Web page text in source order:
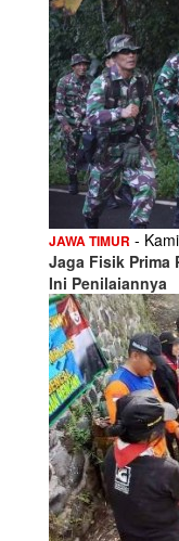
JAWA TIMUR -
Jaga Fisik Prima
Ini Penilaiannya